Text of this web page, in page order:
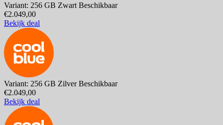
Variant: 256 GB Zwart Beschikbaar
€2.049,00
Bekijk deal
Variant: 256 GB ZilverBeschikbaar
€2.049,00
Bekijk deal